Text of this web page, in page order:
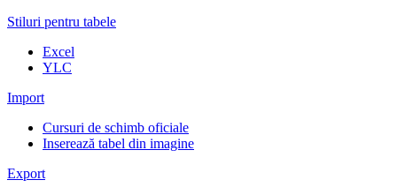
Stiluri pentru tabele
Excel
YLC
Import
Cursuri de schimb oficiale
Inserează tabel din imagine
Export